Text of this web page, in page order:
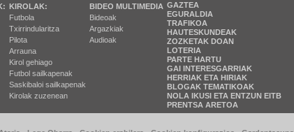
KIROLAK:
Futbola
Txirrindularitza
Pilota
Arrauna
Kirol gehiago
Futbol sailkapenak
Saskibaloi sailkapenak
Kirolak zuzenean
BIDEO MULTIMEDIA
Bideoak
Argazkiak
Audioak
GAZTEA
EGURALDIA
TRAFIKOA
HAUTESKUNDEAK
ZOZKETAK DOAN
LOTERIA
PARTE HARTU
GAI INTERESGARRIAK
HERRIAK ETA HIRIAK
BLOGAK TEMATIKOAK
NOLA IKUSI ETA ENTZUN EITB
PRENTSA ARETOA